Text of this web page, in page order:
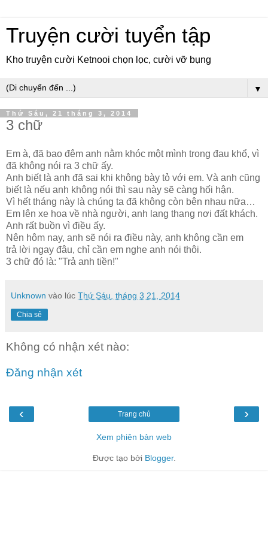
Truyện cười tuyển tập
Kho truyện cười Ketnooi chọn lọc, cười vỡ bụng
▼
Thứ Sáu, 21 tháng 3, 2014
3 chữ
Em à, đã bao đêm anh nằm khóc một mình trong đau khổ, vì
đã không nói ra 3 chữ ấy.
Anh biết là anh đã sai khi không bày tỏ với em. Và anh cũng
biết là nếu anh không nói thì sau này sẽ càng hối hận.
Vì hết tháng này là chúng ta đã không còn bên nhau nữa…
Em lên xe hoa về nhà người, anh lang thang nơi đất khách.
Anh rất buồn vì điều ấy.
Nên hôm nay, anh sẽ nói ra điều này, anh không cần em
trả lời ngay đâu, chỉ cần em nghe anh nói thôi.
3 chữ đó là: "Trả anh tiền!"
Unknown vào lúc Thứ Sáu, tháng 3 21, 2014
Chia sẻ
Không có nhận xét nào:
Đăng nhận xét
‹ ›
Trang chủ
Xem phiên bản web
Được tạo bởi Blogger.